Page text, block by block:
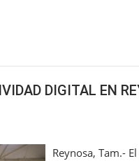
DIGITAL EN
Reynosa, Tam.-